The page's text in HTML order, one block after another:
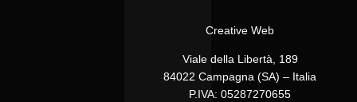
Creative Web
Viale della Libertà, 189
84022 Campagna (SA) – Italia
P.IVA: 05287270655